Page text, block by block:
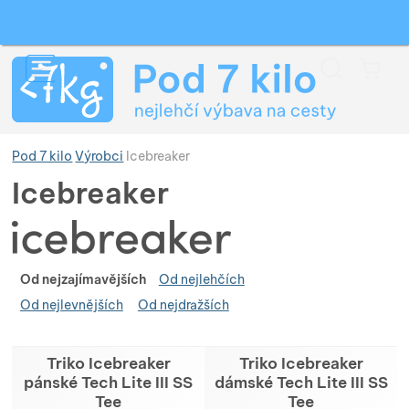
Pod 7 kilo Výrobci Icebreaker
Icebreaker
Od nejzajímavějších
Od nejlehčích
Od nejlevnějších
Od nejdražších
Produkty
Triko Icebreaker
pánské Tech Lite III SS
Tee
Triko Icebreaker
dámské Tech Lite III SS
Tee
Zobrazit více
Zobrazit více
Zobrazit více
Zobrazit více
Zobrazit více
Zobrazit více
Zobrazit více
Zobrazit více